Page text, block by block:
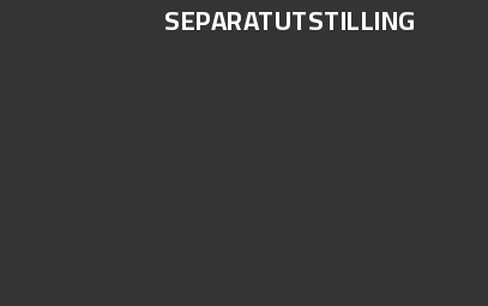
SEPARATUTSTILLING